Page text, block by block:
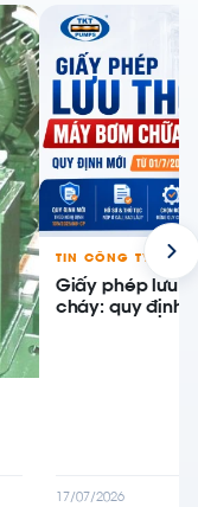
TIN CÔNG TY
Giấy phép lưu
cháy: quy định
17/07/2026